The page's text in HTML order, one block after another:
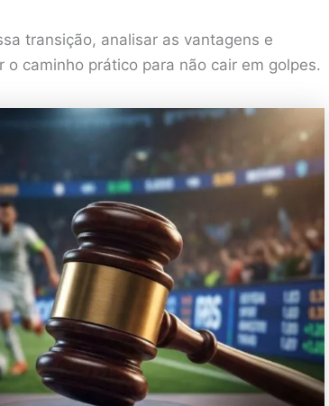
transição, analisar as vantagens e
caminho prático para não cair em golpes.